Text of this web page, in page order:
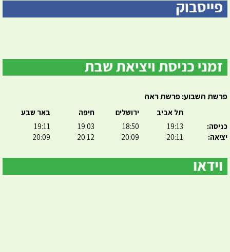
פרשת השבוע: פרשת ראה
כניסה:
יציאה:
תל אביב
19:13
20:11
ירושלים
18:50
20:09
חיפה
19:03
20:12
באר שבע
19:11
20:09